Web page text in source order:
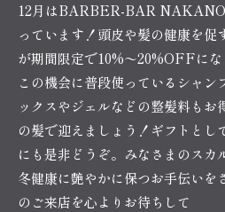
12月はBARBER-BAR
っています！頭皮や髪の健康を促
が期間限定で10%〜20%OFFにな
この機会に普段使っているシャン
ックスやジェルなどの整髪料もお
の髪で迎えましょう！ギフトとし
にも是非どうぞ。みなさまのスカ
冬健康に艶やかに保つお手伝いを
のご来店を心よりお待ちして